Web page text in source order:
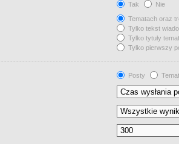
Tak
Nie
Tematach oraz
Tylko tekst
Tylko tytuły
Tylko pierwszy
Posty